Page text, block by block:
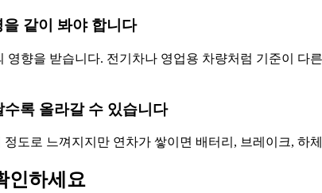
같이 봐야 합니다
영향을 받습니다. 전기차나 영업용 차량처럼 기준이
록 올라갈 수 있습니다
도로 느껴지지만 연차가 쌓이면 배터리, 브레이크, 하
인하세요